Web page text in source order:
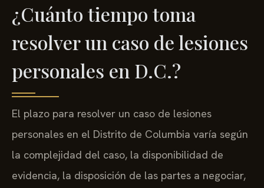
¿Cuánto tiempo toma
resolver un caso de lesiones
personales en D.C.?
El plazo para resolver un caso de lesiones
personales en el Distrito de Columbia varía según
la complejidad del caso, la disponibilidad de
evidencia, la disposición de las partes a negociar,